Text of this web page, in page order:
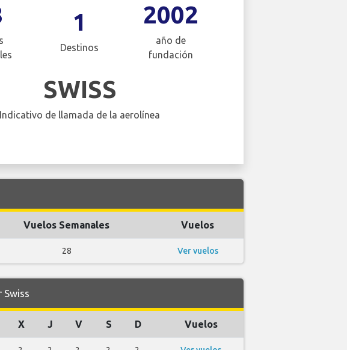
1
Destinos
2002
año de
fundación
SWISS
Indicativo de llamada de la aerolínea
Vuelos Semanales Vuelos
28 Ver vuelos
X J V S D Vuelos